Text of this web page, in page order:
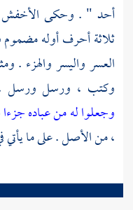
أحد " . وحكى
ثلاثة أحرف أوله مضموم
العسر واليسر والهزء .
وكتب ، ورسل ورسل ،
وجعلوا له من عباده جزءا
، من الأصل . على ما يأتي